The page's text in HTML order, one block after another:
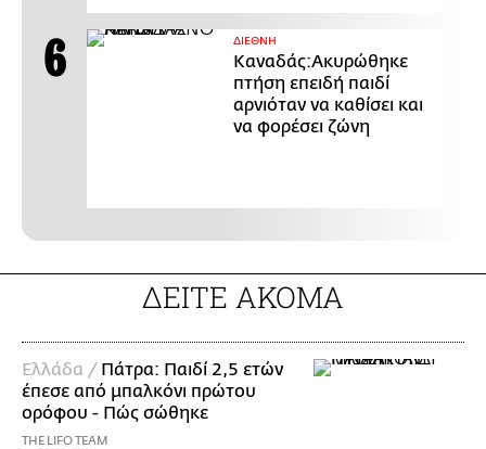
ΔΙΕΘΝΗ
Καναδάς:Ακυρώθηκε
πτήση επειδή παιδί
αρνιόταν να καθίσει και
να φορέσει ζώνη
ΔΕΙΤΕ ΑΚΟΜΑ
Ελλάδα / Πάτρα: Παιδί 2,5 ετών
έπεσε από μπαλκόνι πρώτου
ορόφου - Πώς σώθηκε
THE LIFO TEAM